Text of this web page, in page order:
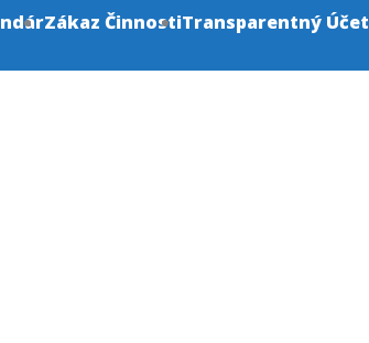
Zákaz ČinnostiTransparentný Účet